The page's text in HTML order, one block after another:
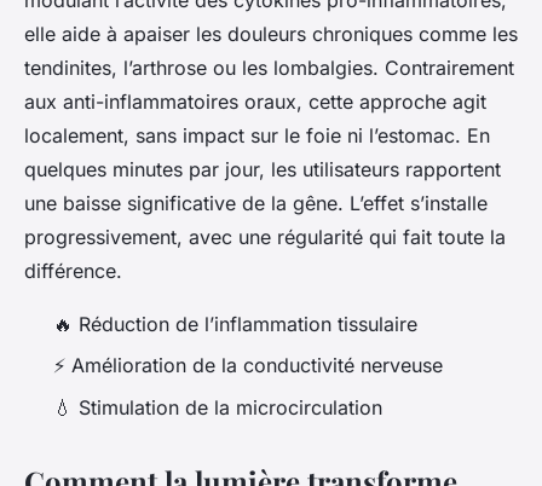
elle aide à apaiser les douleurs chroniques comme les
tendinites, l’arthrose ou les lombalgies. Contrairement
aux anti-inflammatoires oraux, cette approche agit
localement, sans impact sur le foie ni l’estomac. En
quelques minutes par jour, les utilisateurs rapportent
une baisse significative de la gêne. L’effet s’installe
progressivement, avec une régularité qui fait toute la
différence.
🔥 Réduction de l’inflammation tissulaire
⚡ Amélioration de la conductivité nerveuse
💧 Stimulation de la microcirculation